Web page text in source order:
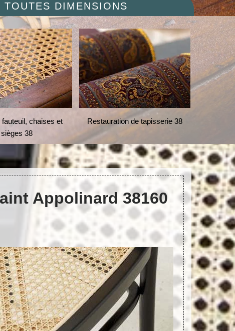
DIMENSIONS
fauteuil, chaises et
sièges 38
Restauration de tapisserie 38
Appolinard 38160